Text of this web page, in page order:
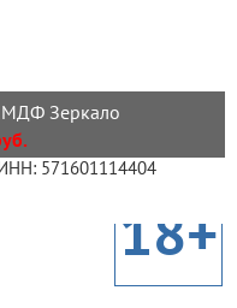
Зеркало
571601114404
18+